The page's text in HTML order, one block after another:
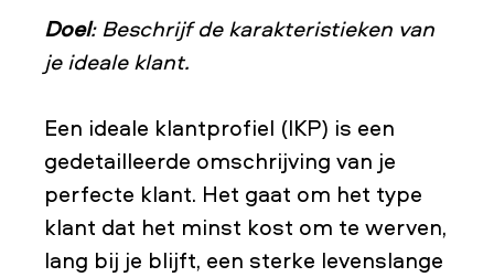
Doel: Beschrijf de karakteristieken van
je ideale klant.
Een ideale klantprofiel (IKP) is een
gedetailleerde omschrijving van je
perfecte klant. Het gaat om het type
klant dat het minst kost om te werven,
lang bij je blijft, een sterke levenslange